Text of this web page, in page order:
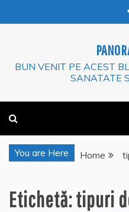
to
BUN VENIT PE ACEST
SANATATE
You are Here Home
Etichetă:tipuri